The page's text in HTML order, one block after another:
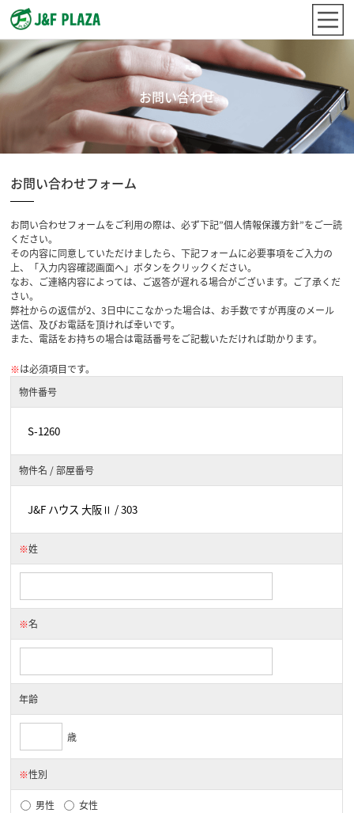
お問い合わせ
お問い合わせフォーム
お問い合わせフォームをご利用の際は、必ず下記”個人情報保護方針”をご一読
ください。
その内容に同意していただけましたら、下記フォームに必要事項をご入力の
上、「入力内容確認画面へ」ボタンをクリックください。
なお、ご連絡内容によっては、ご返答が遅れる場合がございます。ご了承くだ
さい。
弊社からの返信が2、3日中にこなかった場合は、お手数ですが再度のメール
送信、及びお電話を頂ければ幸いです。
また、電話をお持ちの場合は電話番号をご記載いただければ助かります。
※は必須項目です。
物件番号
物件名 / 部屋番号
※姓
※名
年齢
歳
※性別
男性 女性